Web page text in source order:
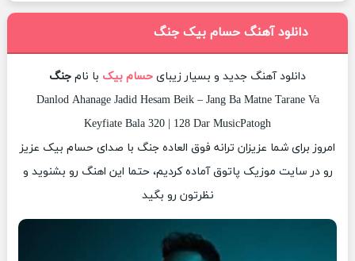
دانلود آهنگ حسام بیک جنگ
دانلود آهنگ جدید و بسیار زیبای حسام بیک با نام جنگ
Danlod Ahanage Jadid Hesam Beik – Jang Ba Matne Tarane Va
Keyfiate Bala 320 | 128 Dar MusicPatogh
امروز برای شما عزیزان ترانه فوق العاده جنگ با صدای حسام بیک عزیز
رو در سایت موزیک پاتوق آماده کردیم، حتما این اهنگ رو بشنوید و
نظرتون رو بگید